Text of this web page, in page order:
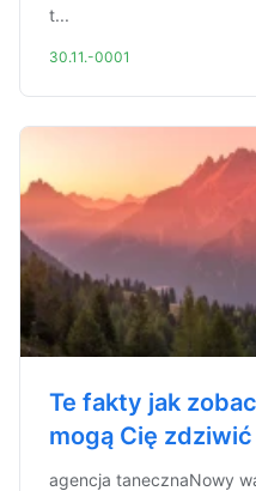
t...
30.11.-0001
Te fakty jak
mogą Cię zdziwić
agencja tanecznaNowy